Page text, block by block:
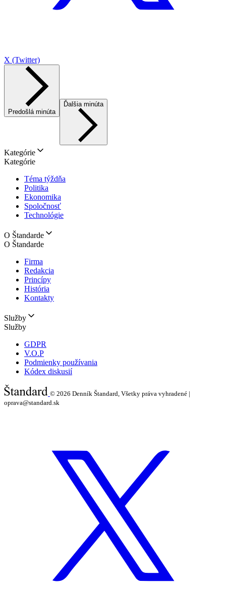
X (Twitter)
Predošlá minúta
Ďalšia minúta
Kategórie
Kategórie
Téma týždňa
Politika
Ekonomika
Spoločnosť
Technológie
O Štandarde
O Štandarde
Firma
Redakcia
Princípy
História
Kontakty
Služby
Služby
GDPR
V.O.P
Podmienky používania
Kódex diskusií
© 2026 Denník Štandard, Všetky práva vyhradené |
oprava@standard.sk